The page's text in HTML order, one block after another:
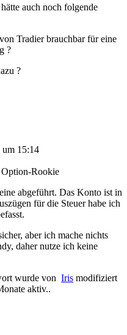
auch noch folgende
Tradier brauchbar für eine
?
?
um 15:14
Option-Rookie
abgeführt. Das Konto ist in
für die Steuer habe ich
aber ich mache nichts
daher nutze ich keine
wurde von Iris modifiziert
aktiv..